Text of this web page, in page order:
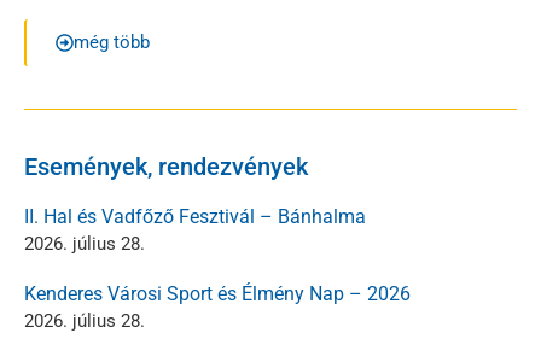
még több
Események, rendezvények
II. Hal és Vadfőző Fesztivál – Bánhalma
2026. július 28.
Kenderes Városi Sport és Élmény Nap – 2026
2026. július 28.